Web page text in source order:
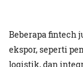
Beberapa fintech
ekspor, seperti
logistik, dan